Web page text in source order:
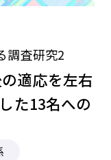
調査研究2
適応を左右
た13名への